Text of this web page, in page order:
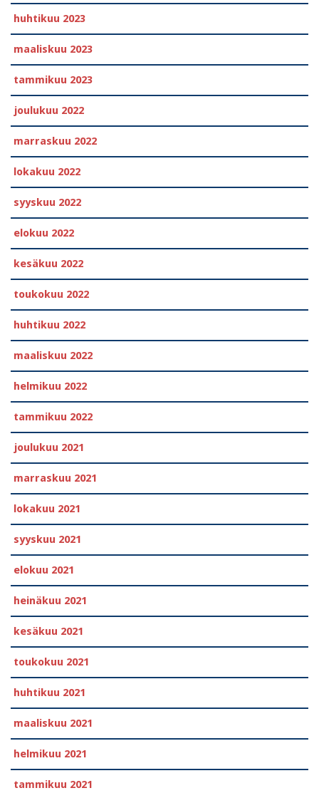
huhtikuu 2023
maaliskuu 2023
tammikuu 2023
joulukuu 2022
marraskuu 2022
lokakuu 2022
syyskuu 2022
elokuu 2022
kesäkuu 2022
toukokuu 2022
huhtikuu 2022
maaliskuu 2022
helmikuu 2022
tammikuu 2022
joulukuu 2021
marraskuu 2021
lokakuu 2021
syyskuu 2021
elokuu 2021
heinäkuu 2021
kesäkuu 2021
toukokuu 2021
huhtikuu 2021
maaliskuu 2021
helmikuu 2021
tammikuu 2021